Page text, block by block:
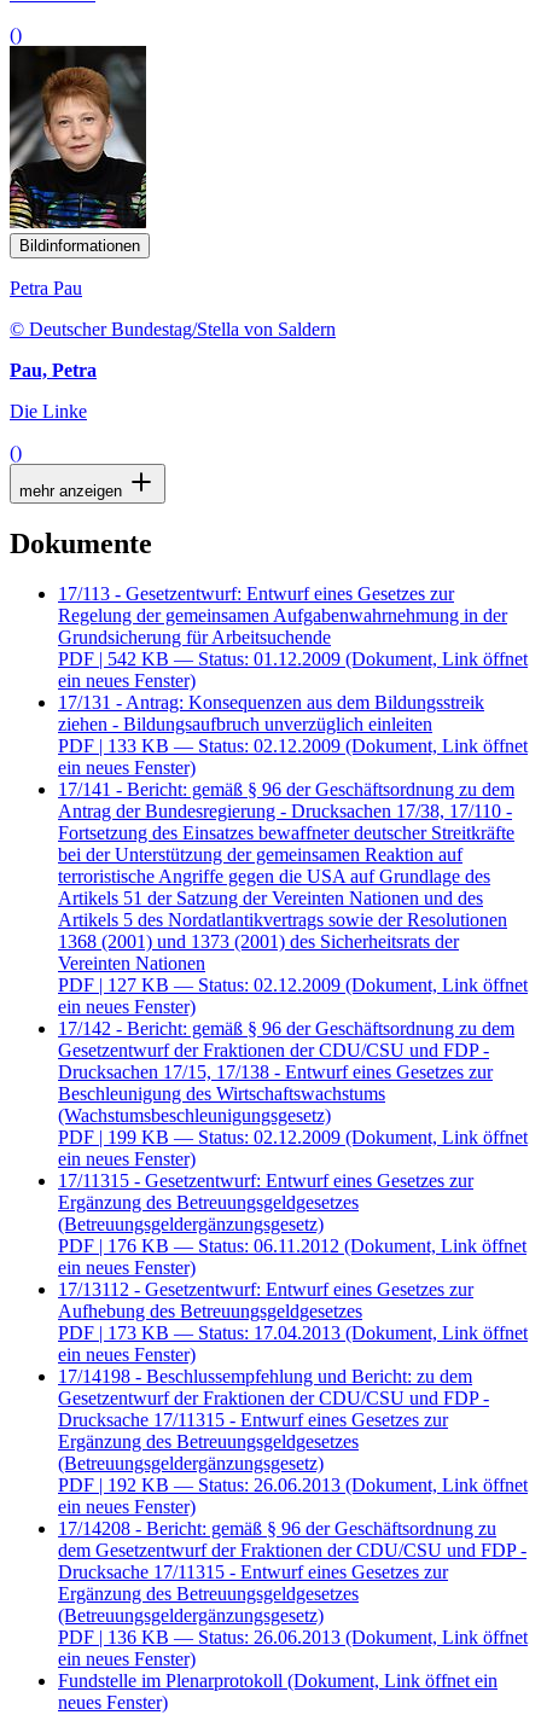
()
Bildinformationen
Petra Pau
© Deutscher Bundestag/Stella von Saldern
Pau, Petra
Die Linke
()
mehr anzeigen
Dokumente
17/113 - Gesetzentwurf: Entwurf eines Gesetzes zur
Regelung der gemeinsamen Aufgabenwahrnehmung in der
Grundsicherung für Arbeitsuchende
PDF | 542 KB — Status: 01.12.2009 (Dokument, Link öffnet
ein neues Fenster)
17/131 - Antrag: Konsequenzen aus dem Bildungsstreik
ziehen - Bildungsaufbruch unverzüglich einleiten
PDF | 133 KB — Status: 02.12.2009 (Dokument, Link öffnet
ein neues Fenster)
17/141 - Bericht: gemäß § 96 der Geschäftsordnung zu dem
Antrag der Bundesregierung - Drucksachen 17/38, 17/110 -
Fortsetzung des Einsatzes bewaffneter deutscher Streitkräfte
bei der Unterstützung der gemeinsamen Reaktion auf
terroristische Angriffe gegen die USA auf Grundlage des
Artikels 51 der Satzung der Vereinten Nationen und des
Artikels 5 des Nordatlantikvertrags sowie der Resolutionen
1368 (2001) und 1373 (2001) des Sicherheitsrats der
Vereinten Nationen
PDF | 127 KB — Status: 02.12.2009 (Dokument, Link öffnet
ein neues Fenster)
17/142 - Bericht: gemäß § 96 der Geschäftsordnung zu dem
Gesetzentwurf der Fraktionen der CDU/CSU und FDP -
Drucksachen 17/15, 17/138 - Entwurf eines Gesetzes zur
Beschleunigung des Wirtschaftswachstums
(Wachstumsbeschleunigungsgesetz)
PDF | 199 KB — Status: 02.12.2009 (Dokument, Link öffnet
ein neues Fenster)
17/11315 - Gesetzentwurf: Entwurf eines Gesetzes zur
Ergänzung des Betreuungsgeldgesetzes
(Betreuungsgeldergänzungsgesetz)
PDF | 176 KB — Status: 06.11.2012 (Dokument, Link öffnet
ein neues Fenster)
17/13112 - Gesetzentwurf: Entwurf eines Gesetzes zur
Aufhebung des Betreuungsgeldgesetzes
PDF | 173 KB — Status: 17.04.2013 (Dokument, Link öffnet
ein neues Fenster)
17/14198 - Beschlussempfehlung und Bericht: zu dem
Gesetzentwurf der Fraktionen der CDU/CSU und FDP -
Drucksache 17/11315 - Entwurf eines Gesetzes zur
Ergänzung des Betreuungsgeldgesetzes
(Betreuungsgeldergänzungsgesetz)
PDF | 192 KB — Status: 26.06.2013 (Dokument, Link öffnet
ein neues Fenster)
17/14208 - Bericht: gemäß § 96 der Geschäftsordnung zu
dem Gesetzentwurf der Fraktionen der CDU/CSU und FDP -
Drucksache 17/11315 - Entwurf eines Gesetzes zur
Ergänzung des Betreuungsgeldgesetzes
(Betreuungsgeldergänzungsgesetz)
PDF | 136 KB — Status: 26.06.2013 (Dokument, Link öffnet
ein neues Fenster)
Fundstelle im Plenarprotokoll (Dokument, Link öffnet ein
neues Fenster)